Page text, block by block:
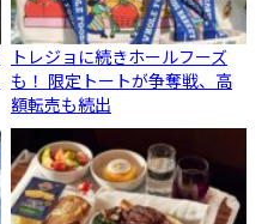
トレジョに続きホールフーズ
も！ 限定トートが争奪戦、高
額転売も続出